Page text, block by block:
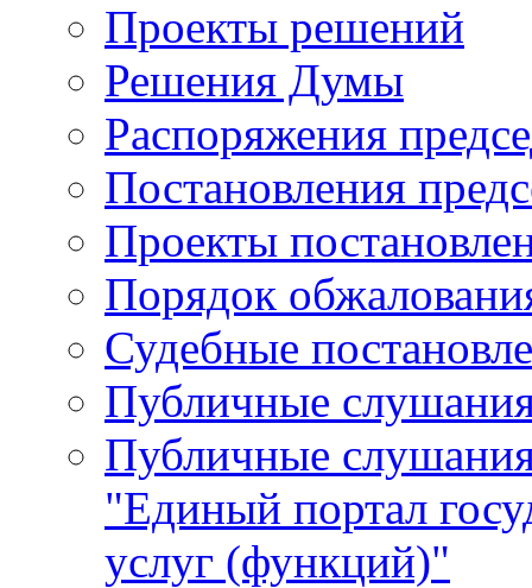
Проекты решений
Решения Думы
Распоряжения
Постановления
Проекты
Порядок
Судебные
Публичные
Публичные
"Единый портал
услуг (функций)"